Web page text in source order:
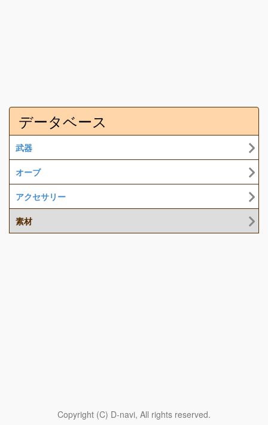
データベース
武器
オーブ
アクセサリー
素材
Copyright (C) D-navi, All rights reserved.